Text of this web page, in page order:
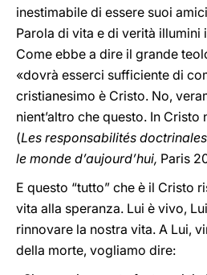
inestimabile di essere suoi
Parola di vita e di verità illumini
Come ebbe a dire il grande
«dovrà esserci sufficiente di
cristianesimo è Cristo. No,
nient’altro che questo. In
(Les responsabilités
le monde d’aujourd’hui, Paris
E questo “tutto” che è il Cristo
vita alla speranza. Lui è vivo,
rinnovare la nostra vita. A Lui,
della morte, vogliamo dire: